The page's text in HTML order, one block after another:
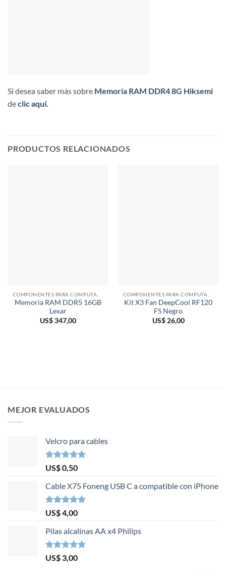
Si desea saber más sobre Memoria RAM DDR4 8G Hiksemi
declic aquí.
PRODUCTOS RELACIONADOS
Memoria RAM DDR5 16GB
Lexar
US$347,00
Kit X3 Fan DeepCool RF120
FS Negro
US$26,00
MEJOR EVALUADOS
Velcro para cables
Valorado en
5.00
de 5
US$0,50
Cable X75 Foneng USB C a compatible con iPhone
Valorado en
5.00
de 5
US$4,00
Pilas alcalinas AA x4 Philips
Valorado en
5.00
de 5
US$ 3,00